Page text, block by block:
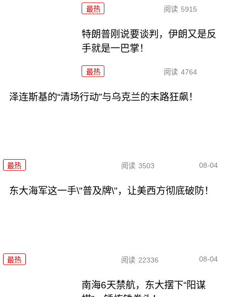
最热 阅读 5915
特朗普刚说要谈判，伊朗又是反
手就是一巴掌！
最热 阅读 4764
泽连斯基的“清场行动”与乌克兰的末路狂飙！
最热 阅读 3503 08-04
东大海军这一手\"普及牌\"，让美西方彻底破防！
最热 阅读 22336 08-04
南海6天禁航，东大摆下“阳谋